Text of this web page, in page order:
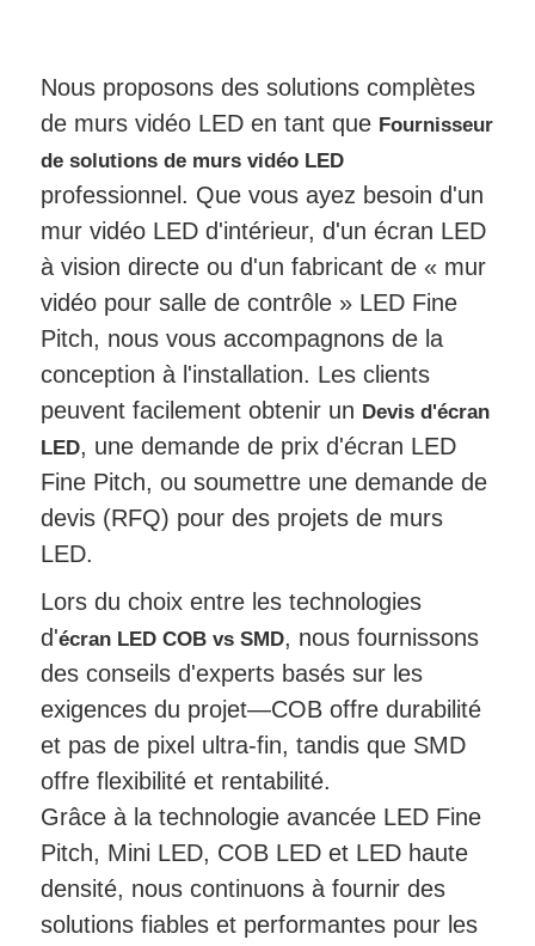
Nous proposons des solutions complètes
de murs vidéo LED en tant que Fournisseur
de solutions de murs vidéo LED
professionnel. Que vous ayez besoin d'un
mur vidéo LED d'intérieur, d'un écran LED
à vision directe ou d'un fabricant de « mur
vidéo pour salle de contrôle » LED Fine
Pitch, nous vous accompagnons de la
conception à l'installation. Les clients
peuvent facilement obtenir un Devis d'écran
LED, une demande de prix d'écran LED
Fine Pitch, ou soumettre une demande de
devis (RFQ) pour des projets de murs
LED.
Lors du choix entre les technologies
d'écran LED COB vs SMD, nous fournissons
des conseils d'experts basés sur les
exigences du projet—COB offre durabilité
et pas de pixel ultra-fin, tandis que SMD
offre flexibilité et rentabilité.
Grâce à la technologie avancée LED Fine
Pitch, Mini LED, COB LED et LED haute
densité, nous continuons à fournir des
solutions fiables et performantes pour les